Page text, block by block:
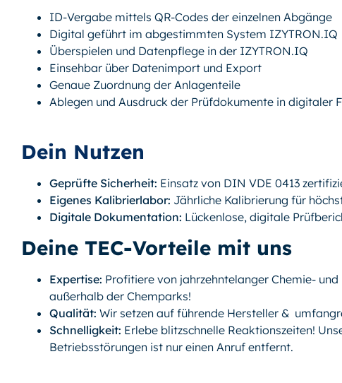
ID-Vergabe mittels QR-Codes der einzelnen Abgänge
Digital geführt im abgestimmten System IZYTRON.IQ
Überspielen und Datenpflege in der IZYTRON.IQ
Einsehbar über Datenimport und Export
Genaue Zuordnung der Anlagenteile
Ablegen und Ausdruck der Prüfdokumente in digitaler
Dein Nutzen
Geprüfte Sicherheit: Einsatz von DIN VDE 0413
Eigenes Kalibrierlabor: Jährliche Kalibrierung für
Digitale Dokumentation: Lückenlose, digitale
Deine TEC-Vorteile mit uns
Expertise: Profitiere von jahrzehntelanger Chemie-
außerhalb der Chemparks!
Qualität: Wir setzen auf führende Hersteller &
Schnelligkeit: Erlebe blitzschnelle Reaktionszeiten!
Betriebsstörungen ist nur einen Anruf entfernt.